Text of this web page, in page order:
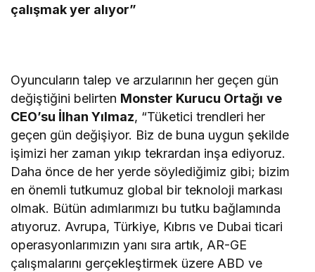
çalışmak yer alıyor”
Oyuncuların talep ve arzularının her geçen gün
değiştiğini belirten Monster Kurucu Ortağı ve
CEO’su İlhan Yılmaz, “Tüketici trendleri her
geçen gün değişiyor. Biz de buna uygun şekilde
işimizi her zaman yıkıp tekrardan inşa ediyoruz.
Daha önce de her yerde söylediğimiz gibi; bizim
en önemli tutkumuz global bir teknoloji markası
olmak. Bütün adımlarımızı bu tutku bağlamında
atıyoruz. Avrupa, Türkiye, Kıbrıs ve Dubai ticari
operasyonlarımızın yanı sıra artık, AR-GE
çalışmalarını gerçekleştirmek üzere ABD ve